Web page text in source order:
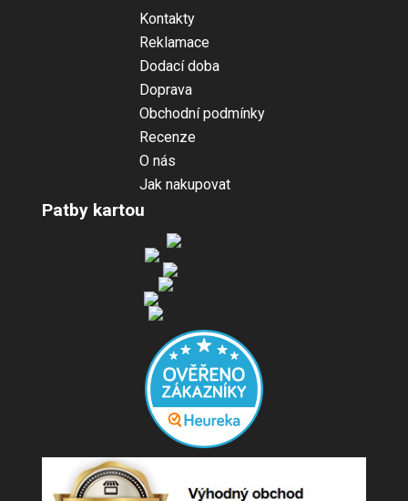
Kontakty
Reklamace
Dodací doba
Doprava
Obchodní podmínky
Recenze
O nás
Jak nakupovat
Patby kartou